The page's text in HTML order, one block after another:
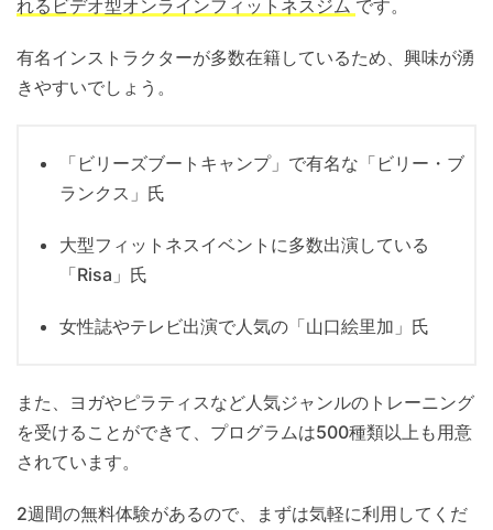
れるビデオ型オンラインフィットネスジム です。
有名インストラクターが多数在籍しているため、興味が湧
きやすいでしょう。
「ビリーズブートキャンプ」で有名な「ビリー・ブ
ランクス」氏
大型フィットネスイベントに多数出演している
「Risa」氏
女性誌やテレビ出演で人気の「山口絵里加」氏
また、ヨガやピラティスなど人気ジャンルのトレーニング
を受けることができて、プログラムは500種類以上も用意
されています。
2週間の無料体験があるので、まずは気軽に利用してくだ